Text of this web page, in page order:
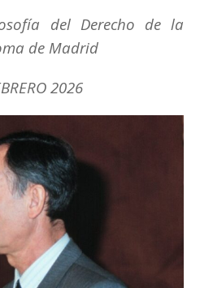
del Derecho de la
de Madrid
2026